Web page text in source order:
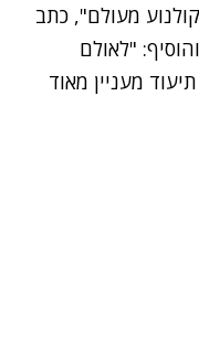
מעולם", כתב
"לאולם
מעניין מאוד